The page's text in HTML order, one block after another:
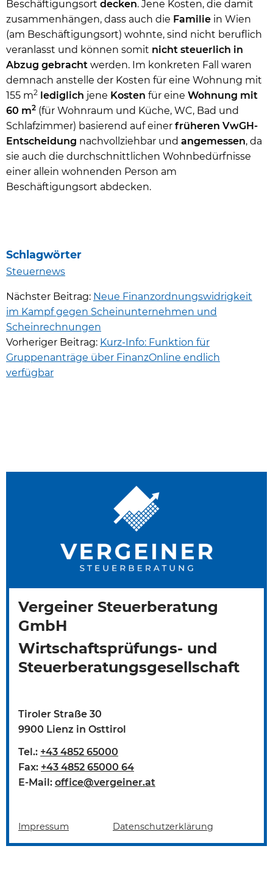
Beschäftigungsort decken. Jene Kosten, die damit
zusammenhängen, dass auch die Familie in Wien
(am Beschäftigungsort) wohnte, sind nicht beruflich
veranlasst und können somit nicht steuerlich in
Abzug gebracht werden. Im konkreten Fall waren
demnach anstelle der Kosten für eine Wohnung mit
155 m2 lediglich jene Kosten für eine Wohnung mit
60 m2 (für Wohnraum und Küche, WC, Bad und
Schlafzimmer) basierend auf einer früheren VwGH-
Entscheidung nachvollziehbar und angemessen, da
sie auch die durchschnittlichen Wohnbedürfnisse
einer allein wohnenden Person am
Beschäftigungsort abdecken.
Schlagwörter
Steuernews
Nächster Beitrag: Neue Finanzordnungswidrigkeit
im Kampf gegen Scheinunternehmen und
Scheinrechnungen
Vorheriger Beitrag: Kurz-Info: Funktion für
Gruppenanträge über FinanzOnline endlich
verfügbar
Vergeiner Steuerberatung
GmbH
Wirtschaftsprüfungs- und
Steuerberatungsgesellschaft
Tiroler Straße 30
9900 Lienz in Osttirol
Tel.: +43 4852 65000
Fax: +43 4852 65000 64
E-Mail: office@vergeiner.at
Impressum Datenschutzerklärung